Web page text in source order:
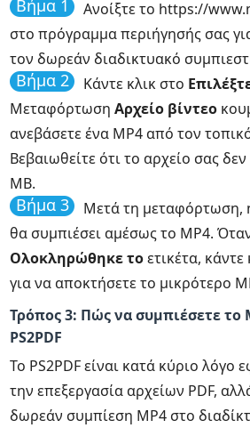
Βήμα 1
Ανοίξτε το https://
στο πρόγραμμα περιήγησής σας
τον δωρεάν διαδικτυακό
Βήμα 2 Κάντε κλικ στο
ΜεταφόρτωσηΑρχείο βίντεο
ανεβάσετε ένα MP4 από τον
Βεβαιωθείτε ότι το αρχείο σας
MB.
Βήμα 3
Μετά τη μεταφόρτωση,
θα συμπιέσει αμέσως το MP4.
Ολοκληρώθηκε τοετικέτα, κάντε
για να αποκτήσετε το μικρότερο
Τρόπος 3: Πώς να συμπιέσετε το
PS2PDF
Το PS2PDF είναι κατά κύριο λόγο
την επεξεργασία αρχείων PDF,
δωρεάν συμπίεση MP4 στο